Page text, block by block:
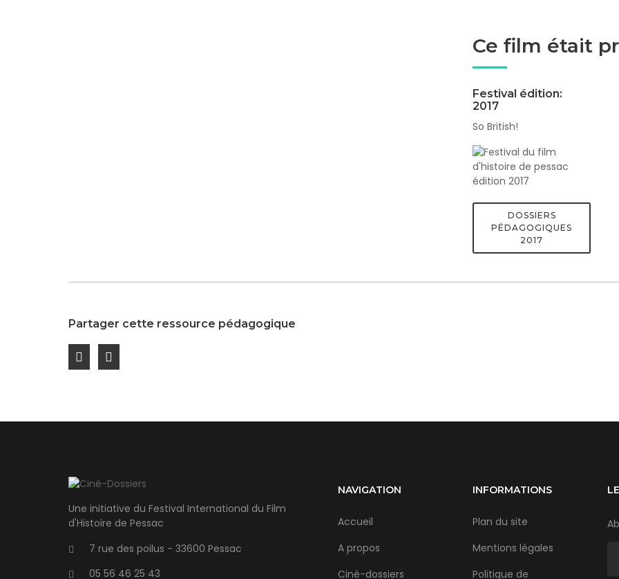
Ce film était
Festival édition:
2017
So British!
DOSSIERS
PÉDAGOGIQUES
2017
Partager cette ressource pédagogique
Une initiative du Festival International du Film
d'Histoire de Pessac
7 rue des poilus - 33600 Pessac
05 56 46 25 43
NAVIGATION
Accueil
A propos
Ciné-dossiers
INFORMATIONS
Plan du site
Mentions légales
Politique de